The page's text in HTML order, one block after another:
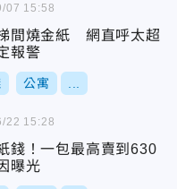
間燒金紙 網直呼太超
報警
公寓
07 15:58
錢！一包最高賣到630
曝光
22 15:28